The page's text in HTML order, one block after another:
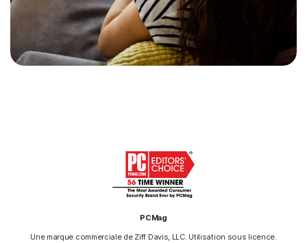
PCMag
Une marque commerciale de Ziff Davis, LLC. Utilisation sous licence.